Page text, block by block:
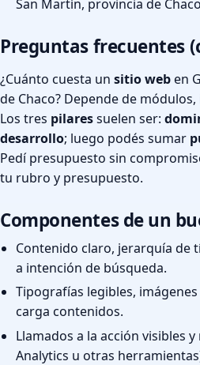
San Martín, provincia de
Preguntas frecuentes
¿Cuánto cuesta un sitio weben
de Chaco? Depende de
Los tres pilaressuelen ser:
desarrollo; luego podés sumar
Pedí presupuesto sin
tu rubro y presupuesto.
Componentes de un
Contenido claro, jerarquía de
a intención de búsqueda.
Tipografías legibles,
carga contenidos.
Llamados a la acción visibles
Analytics u otras